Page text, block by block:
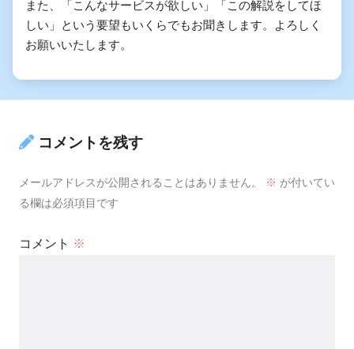
また、「こんなサービスが欲しい」「この解説をしてほ
しい」という要望もいくらでもお聞きします。よろしく
お願いいたします。
コメントを残す
メールアドレスが公開されることはありません。 ※ が付いてい
る欄は必須項目です
コメント ※